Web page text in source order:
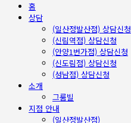
홈
상담
(일산정발산점) 상담신청
(신림역점) 상담신청
(안양1번가점) 상담신청
(신도림점) 상담신청
(성남점) 상담신청
소개
그룸빌
지점 안내
(일산정발산점)